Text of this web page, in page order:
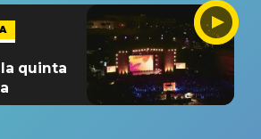
quinta